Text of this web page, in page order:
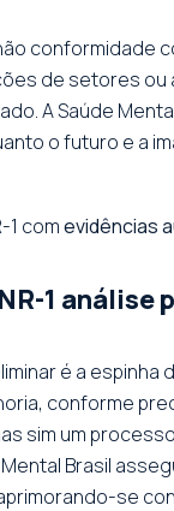
conformidade
de setores ou
A Saúde
o futuro e a
1 comevidências
1 análise
é a
conforme
sim um
Brasil
se